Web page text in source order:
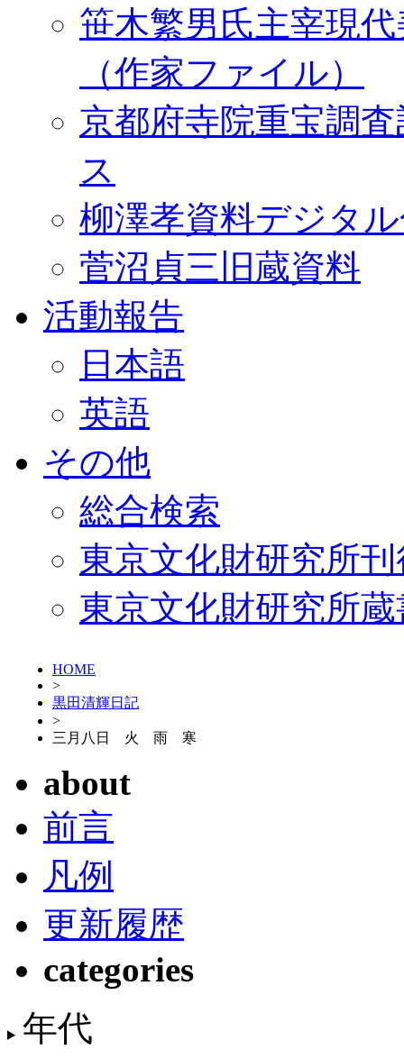
笹木繁男氏主宰現
（作家ファイル）
京都府寺院重宝調
ス
柳澤孝資料デジタ
菅沼貞三旧蔵資料
活動報告
日本語
英語
その他
総合検索
東京文化財研究所
東京文化財研究所
HOME
>
黒田清輝日記
>
三月八日 火 雨 寒
about
前言
凡例
更新履歴
categories
年代